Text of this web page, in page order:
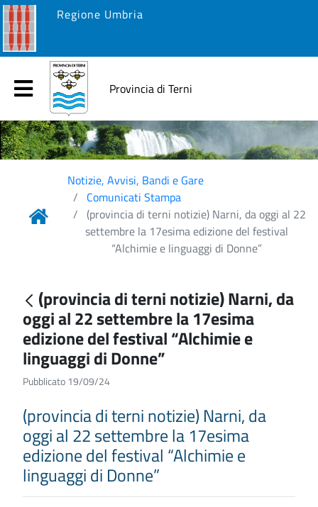
Regione Umbria
Provincia di Terni
Notizie, Avvisi, Bandi e Gare
Comunicati Stampa
(provincia di terni notizie) Narni, da oggi al 22
settembre la 17esima edizione del festival
“Alchimie e linguaggi di Donne”
(provincia di terni notizie) Narni, da
oggi al 22 settembre la 17esima
edizione del festival “Alchimie e
linguaggi di Donne”
Pubblicato 19/09/24
(provincia di terni notizie) Narni, da
oggi al 22 settembre la 17esima
edizione del festival “Alchimie e
linguaggi di Donne”